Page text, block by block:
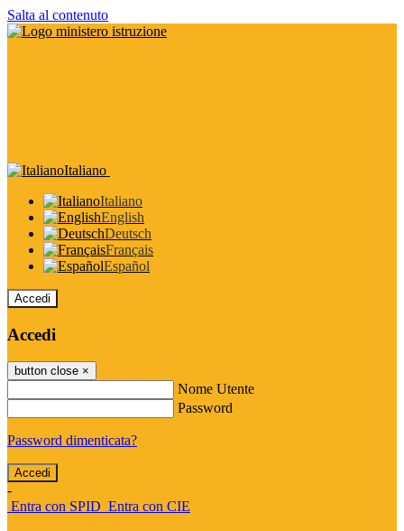
Salta al contenuto
Italiano
Italiano
English
Deutsch
Français
Español
Accedi
Accedi
button close ×
Nome Utente
Password
Password dimenticata?
-
Entra con SPID Entra con CIE